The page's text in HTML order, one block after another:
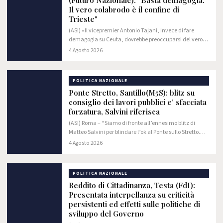
Il vero colabrodo è il confine di
Trieste"
(ASI) «Il vicepremier Antonio Tajani, invece di fare
demagogia su Ceuta, dovrebbe preoccuparsi del vero
colabrodo rappresentato dal confine orientale e dalla
4 Agosto 2026
POLITICA NAZIONALE
Ponte Stretto, Santillo(M5S): blitz su
consiglio dei lavori pubblici e’ sfacciata
forzatura, Salvini riferisca
(ASI) Roma – “Siamo di fronte all’ennesimo blitz di
Matteo Salvini per blindare l’ok al Ponte sullo Stretto.
Rinnovare con largo anticipo il Consiglio superiore dei
4 Agosto 2026
POLITICA NAZIONALE
Reddito di Cittadinanza, Testa (FdI):
Presentata interpellanza su criticità
persistenti ed effetti sulle politiche di
sviluppo del Governo